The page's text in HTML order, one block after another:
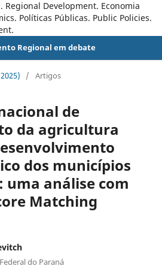
Regional Development. Economia
Políticas Públicas. Public Policies.
Regional em debate
/ Artigos
de
da agricultura
dos municípios
uma análise com
Matching
do Paraná